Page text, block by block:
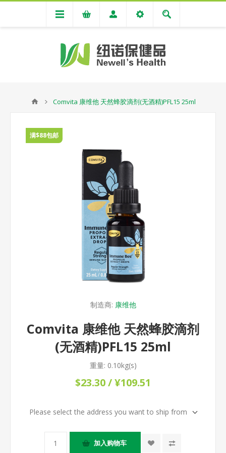
Comvita 康维他 天然蜂胶滴剂(无酒精)PFL15 25ml
满$88包邮
制造商: 康维他
Comvita 康维他 天然蜂胶滴剂
(无酒精)PFL15 25ml
重量: 0.10kg(s)
$23.30 / ¥109.51
Please select the address you want to ship from